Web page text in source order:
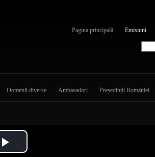
Pagina principală Emisiuni
Domenii diverse Ambasadori Președinții României
Play